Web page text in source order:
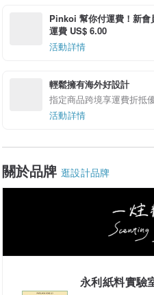
Pinkoi 幫你付運費！新會
運費 US$ 6.00
活動詳情
輕鬆擁有海外好設計
指定商品跨境享運費折抵
活動詳情
關於品牌 逛設計品牌
永利紙料實驗